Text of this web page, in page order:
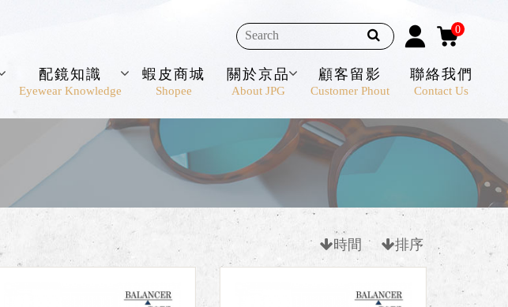
0
配鏡知識
Eyewear Knowledge
蝦皮商城
Shopee
關於京品
About JPG
顧客留影
Customer Phout
聯絡我們
Contact Us
時間 排序